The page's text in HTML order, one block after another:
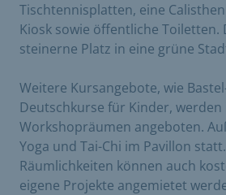
Tischtennisplatten, eine
Kiosk sowie öffentliche
steinerne Platz in eine grüne
Weitere Kursangebote, wie
Deutschkurse für Kinder, werden
Workshopräumen angeboten.
Yoga und Tai-Chi im Pavillon
Räumlichkeiten können auch
eigene Projekte angemietet